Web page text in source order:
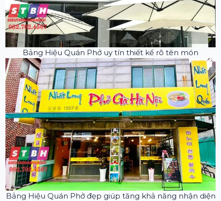
Bảng Hiệu Quán Phở uy tín thiết kế rõ tên món
Bảng Hiệu Quán Phở đẹp giúp tăng khả năng nhận diện